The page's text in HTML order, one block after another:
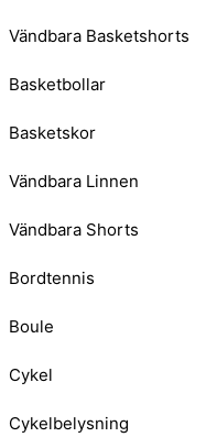
Vändbara Basketshorts
Basketbollar
Basketskor
Vändbara Linnen
Vändbara Shorts
Bordtennis
Boule
Cykel
Cykelbelysning